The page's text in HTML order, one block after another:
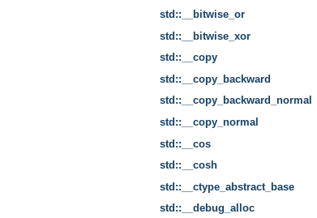
std::__bitwise_or
std::__bitwise_xor
std::__copy
std::__copy_backward
std::__copy_backward_normal
std::__copy_normal
std::__cos
std::__cosh
std::__ctype_abstract_base
std::__debug_alloc